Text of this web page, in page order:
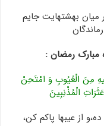
میان بهشتهایت جایم
مبارک رمضان :
مِنَ الْعُیُوبِ وَ امْتَحِنْ
الْمُذْنِبِینَ
از عیبها پاکم کن،